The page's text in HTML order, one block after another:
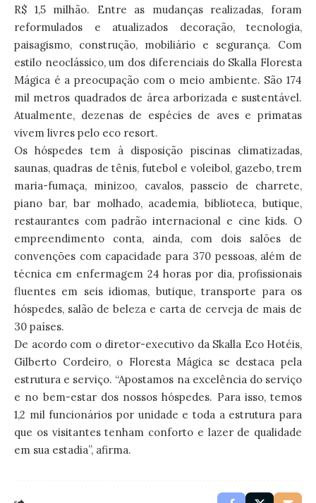
R$ 1,5 milhão. Entre as mudanças realizadas, foram
reformulados e atualizados decoração, tecnologia,
paisagismo, construção, mobiliário e segurança. Com
estilo neoclássico, um dos diferenciais do Skalla Floresta
Mágica é a preocupação com o meio ambiente. São 174
mil metros quadrados de área arborizada e sustentável.
Atualmente, dezenas de espécies de aves e primatas
vivem livres pelo eco resort.
Os hóspedes tem à disposição piscinas climatizadas,
saunas, quadras de tênis, futebol e voleibol, gazebo, trem
maria-fumaça, minizoo, cavalos, passeio de charrete,
piano bar, bar molhado, academia, biblioteca, butique,
restaurantes com padrão internacional e cine kids. O
empreendimento conta, ainda, com dois salões de
convenções com capacidade para 370 pessoas, além de
técnica em enfermagem 24 horas por dia, profissionais
fluentes em seis idiomas, butique, transporte para os
hóspedes, salão de beleza e carta de cerveja de mais de
30 países.
De acordo com o diretor-executivo da Skalla Eco Hotéis,
Gilberto Cordeiro, o Floresta Mágica se destaca pela
estrutura e serviço. “Apostamos na excelência do serviço
e no bem-estar dos nossos hóspedes. Para isso, temos
1,2 mil funcionários por unidade e toda a estrutura para
que os visitantes tenham conforto e lazer de qualidade
em sua estadia”, afirma.